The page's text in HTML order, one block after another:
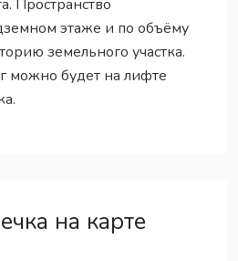
Пространство
этаже и по объёму
земельного участка.
можно будет на лифте
на карте